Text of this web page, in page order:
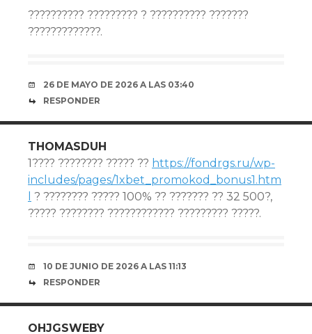
?????????? ????????? ? ?????????? ???????
?????????????.
26 DE MAYO DE 2026 A LAS 03:40
RESPONDER
THOMASDUH
1???? ???????? ????? ?? https://fondrgs.ru/wp-
includes/pages/1xbet_promokod_bonus1.htm
? ???????? ????? 100% ?? ??????? ?? 32 500?,
????? ???????? ???????????? ????????? ?????.
10 DE JUNIO DE 2026 A LAS 11:13
RESPONDER
OHJGSWEBY